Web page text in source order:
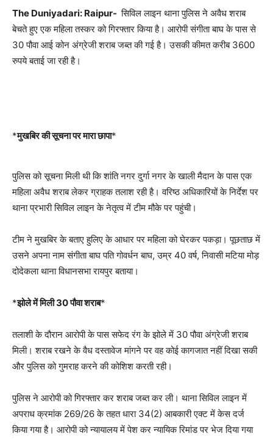
The Duniyadari: Raipur- सिविल लाइन थाना पुलिस ने अवैध शराब
बेचते हुए एक महिला तस्कर को गिरफ्तार किया है। आरोपी संगीता बाघ के पास से
30 पौवा आई कोन अंग्रेजी शराब जब्त की गई है। उसकी कीमत करीब 3600
रुपये बताई जा रही है।
*मुखबिर की सूचना पर मारा छापा*
पुलिस को सूचना मिली थी कि शांति नगर दुर्गा नगर के खाली मैदान के पास एक
महिला अवैध शराब लेकर ग्राहक तलाश रही है। वरिष्ठ अधिकारियों के निर्देश पर
थाना प्रभारी सिविल लाइन के नेतृत्व में टीम मौके पर पहुंची।
टीम ने मुखबिर के बताए हुलिए के आधार पर महिला को घेरकर पकड़ा। पूछताछ में
उसने अपना नाम संगीता बाघ पति गोवर्धन बाघ, उम्र 40 वर्ष, निवासी मटिया मोड़
दोदेकला थाना विधानसभा रायपुर बताया।
*झोले में मिली 30 पौवा शराब*
तलाशी के दौरान आरोपी के पास सफेद रंग के झोले में 30 पौवा अंग्रेजी शराब
मिली। शराब रखने के वैध दस्तावेज मांगने पर वह कोई कागजात नहीं दिखा सकी
और पुलिस को गुमराह करने की कोशिश करती रही।
पुलिस ने आरोपी को गिरफ्तार कर शराब जब्त कर ली। थाना सिविल लाइन में
अपराध क्रमांक 269/26 के तहत धारा 34(2) आबकारी एक्ट में केस दर्ज
किया गया है। आरोपी को न्यायालय में पेश कर न्यायिक रिमांड पर भेज दिया गया